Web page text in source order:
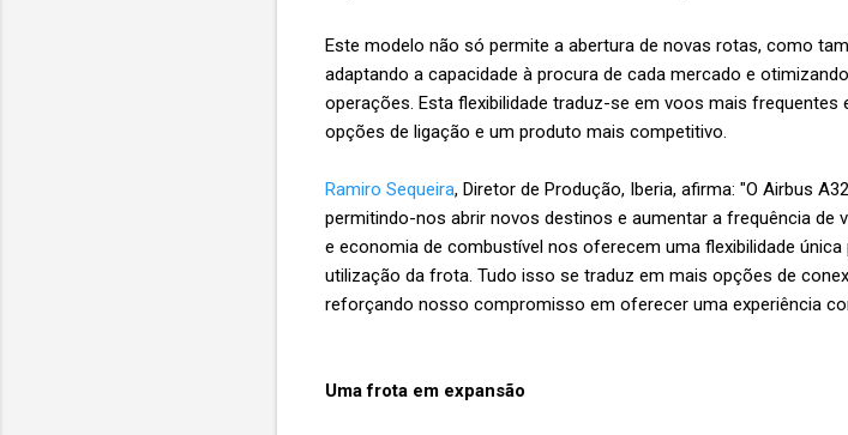
Este modelo não só permite a abertura de novas rotas, como
adaptando a capacidade à procura de cada mercado e
operações. Esta flexibilidade traduz-se em voos mais
opções de ligação e um produto mais competitivo.
Ramiro Sequeira, Diretor de Produção, Iberia, afirma: "O Airbus
permitindo-nos abrir novos destinos e aumentar a frequência de
e economia de combustível nos oferecem uma flexibilidade
utilização da frota. Tudo isso se traduz em mais opções de
reforçando nosso compromisso em oferecer uma experiência
Uma frota em expansão